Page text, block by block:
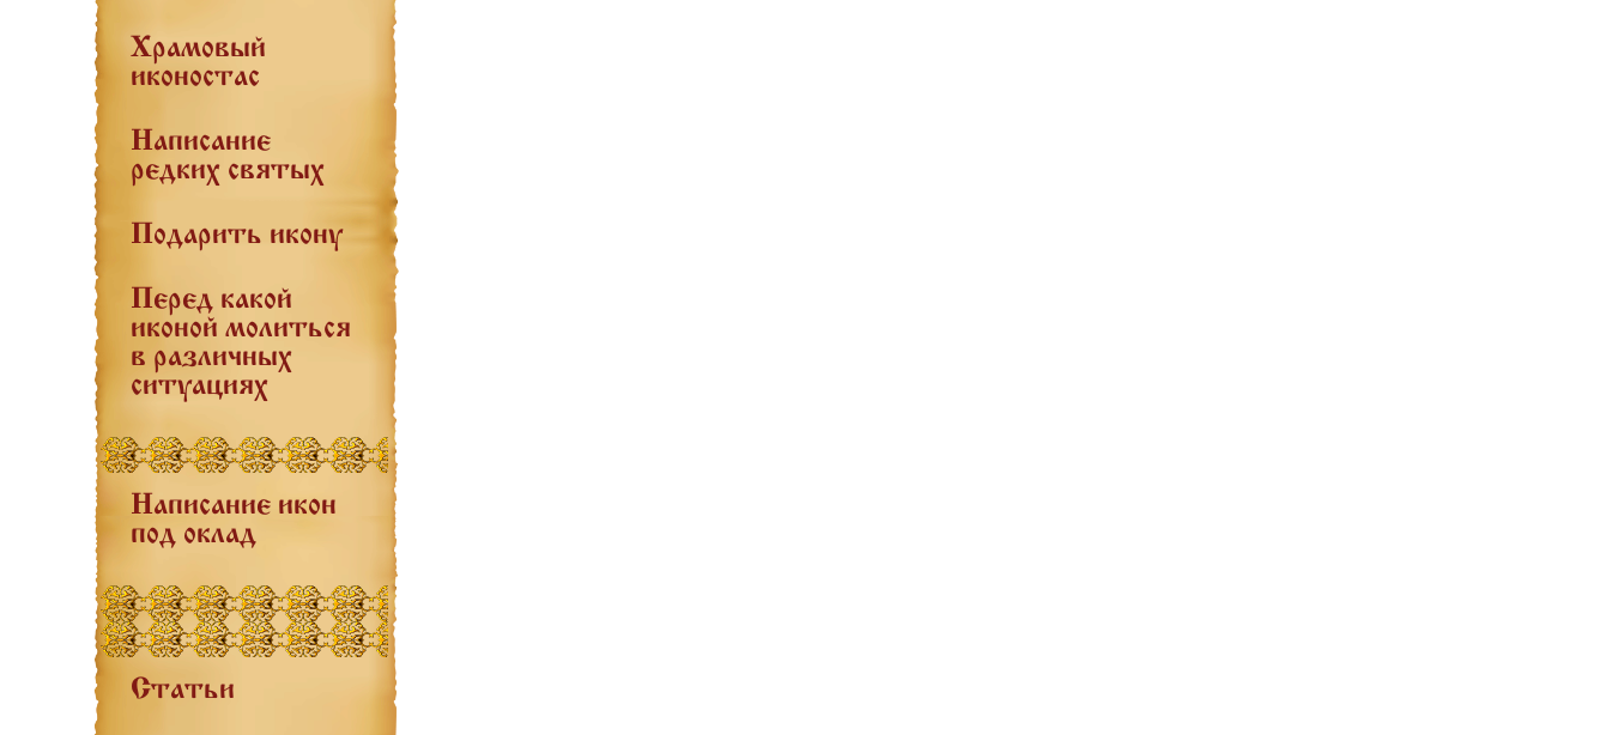
Храмовый
иконостас
Написание
редких святых
Подарить икону
Перед какой
иконой молиться
в различных
ситуациях
Написание икон
под оклад
Статьи